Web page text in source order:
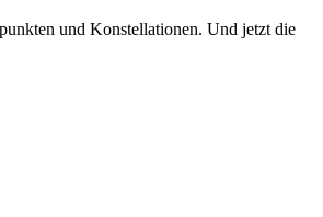
und Konstellationen. Und jetzt die